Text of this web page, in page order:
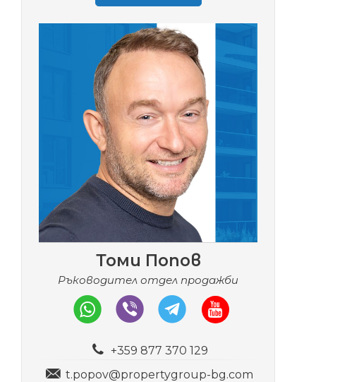
Томи Попов
Ръководител отдел продажби
+359 877 370 129
t.popov@propertygroup-bg.com